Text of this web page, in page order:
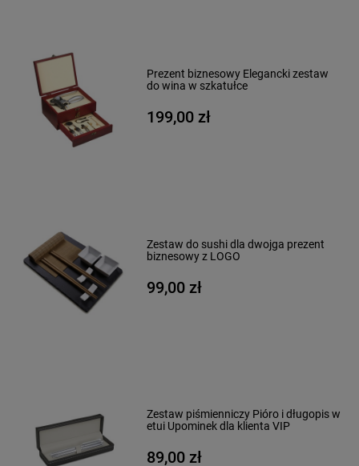
Prezent biznesowy Elegancki zestaw
do wina w szkatułce
199,00 zł
Zestaw do sushi dla dwojga prezent
biznesowy z LOGO
99,00 zł
Zestaw piśmienniczy Pióro i długopis w
etui Upominek dla klienta VIP
89,00 zł